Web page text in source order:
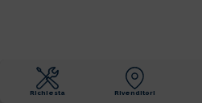
Richiesta Rivenditori